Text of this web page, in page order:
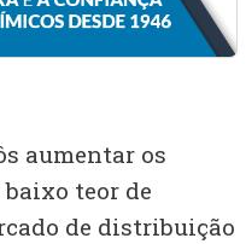
aumentar os
teor de
de distribuição